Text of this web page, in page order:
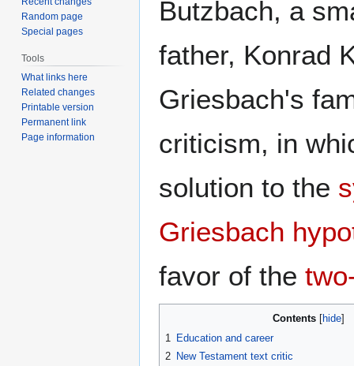
Butzbach, a
father, Konrad
Griesbach's
criticism, in
solution to the
Griesbach
favor of the
Contents
1 Education and career
2 New Testament text critic
Random page
Special pages
Tools
What links here
Related changes
Printable version
Permanent link
Page information